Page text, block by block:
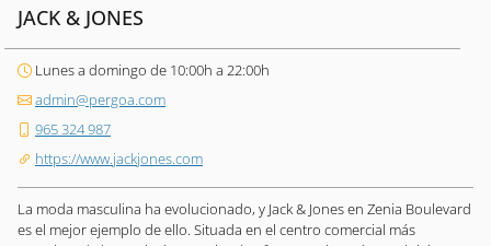
JACK & JONES
Lunes a domingo de 10:00h a 22:00h
admin@pergoa.com
965 324 987
https://www.jackjones.com
La moda masculina ha evolucionado, y Jack & Jones en Zenia Boulevard
es el mejor ejemplo de ello. Situada en el centro comercial más